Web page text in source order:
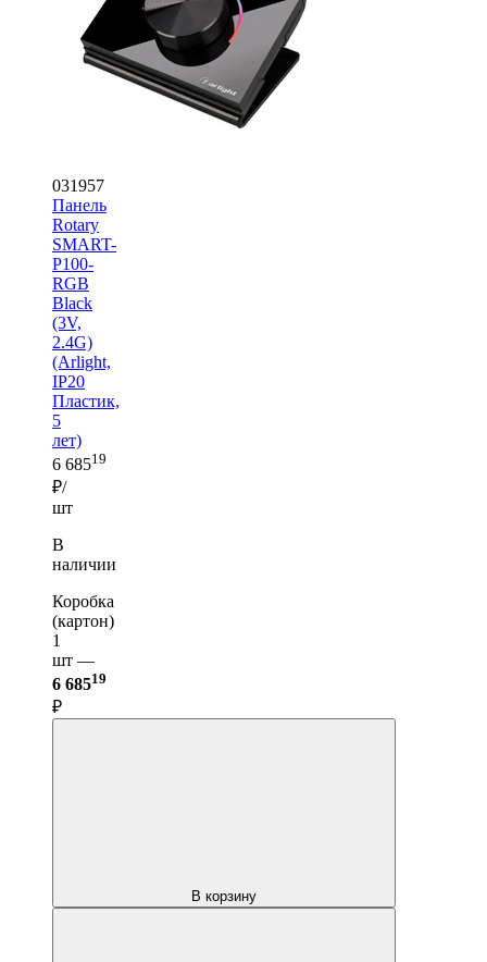
031957
Панель
Rotary
SMART-
P100-
RGB
Black
(3V,
2.4G)
(Arlight,
IP20
Пластик,
5
лет)
6 68519
₽/
шт
В
наличии
Коробка
(картон)
1
шт —
6 68519
₽
В корзину